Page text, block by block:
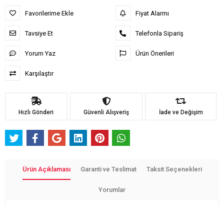
Favorilerime Ekle
Tavsiye Et
Yorum Yaz
Karşılaştır
Fiyat Alarmı
Telefonla Sipariş
Ürün Önerileri
Hızlı Gönderi Güvenli Alışveriş İade ve Değişim
Ürün Açıklaması Garanti ve Teslimat Taksit Seçenekleri
Yorumlar